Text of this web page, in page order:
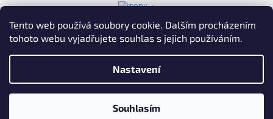
Tento web používá soubory cookie. Dalším procházením
tohoto webu vyjadřujete souhlas s jejich používáním.
Nastavení
Souhlasím
í